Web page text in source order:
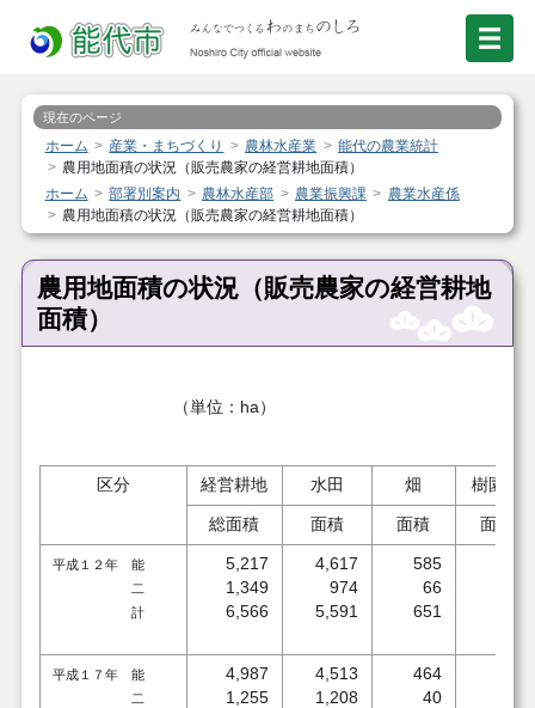
現在のページ
ホーム 産業・まちづくり 農林水産業
能代の農業統計
農用地面積の状況（販売農家の経営耕地面積）
ホーム
部署別案内 農林水産部 農業振興課
農業水産係
農用地面積の状況（販売農家の経営耕地面積）
農用地面積の状況（販売農家の経営耕地
面積）
（単位：ha）
区分 経営耕地 水田 畑 樹園地
総面積 面積 面積 面積
平成１２年 能
二
計
5,217
1,349
6,566
4,617
974
5,591
585
66
651
平成１７年 能
二
4,987
1,255
4,513
1,208
464
40